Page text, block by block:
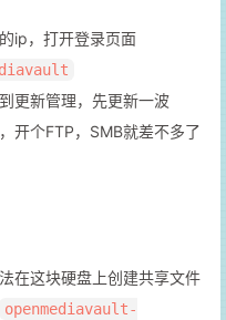
ip，打开登录页面
更新管理，先更新一波
开个FTP，SMB就差不多了
在这块硬盘上创建共享文件
openmediavault-